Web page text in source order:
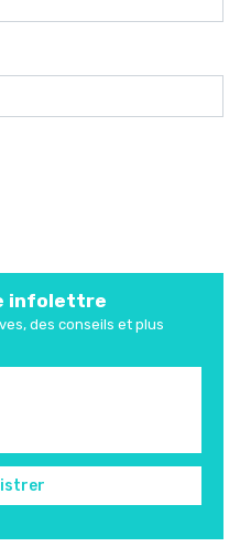
infolettre
des conseils et plus